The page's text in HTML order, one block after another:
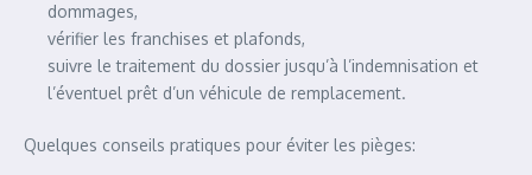
dommages,
vérifier les franchises et plafonds,
suivre le traitement du dossier jusqu’à l’indemnisation et
l’éventuel prêt d’un véhicule de remplacement.
Quelques conseils pratiques pour éviter les pièges: